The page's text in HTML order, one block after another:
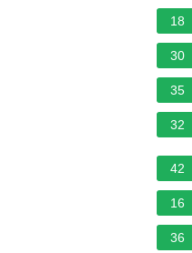
18
30
35
32
42
16
36